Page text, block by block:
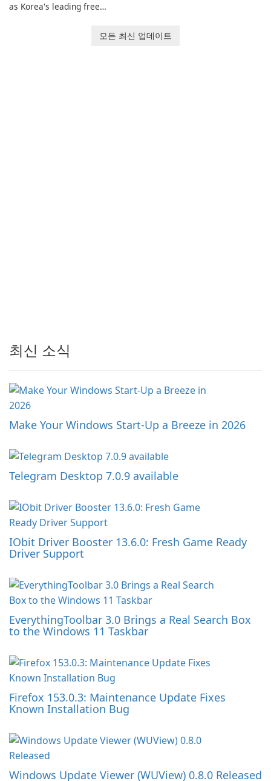
as Korea's leading free
users with robust
모든 최신 업데이트
최신 소식
Make Your Windows Start-Up a Breeze in 2026
Telegram Desktop 7.0.9 available
IObit Driver Booster 13.6.0: Fresh Game Ready
Driver Support
EverythingToolbar 3.0 Brings a Real Search Box
to the Windows 11 Taskbar
Firefox 153.0.3: Maintenance Update Fixes
Known Installation Bug
Windows Update Viewer (WUView) 0.8.0 Released